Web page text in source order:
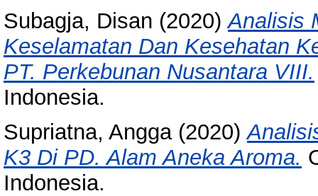
Subagja, Disan (2020)Analisis
Keselamatan Dan Kesehatan
PT. Perkebunan Nusantara VIII.
Indonesia.
Supriatna, Angga(2020)
K3 Di PD. Alam Aneka Aroma.
Indonesia.